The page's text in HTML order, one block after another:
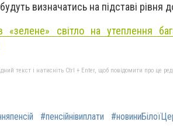
визначатись на підставі рівня
«зелене» світло на утеплення
текст і натисніть Ctrl + Enter, щоб повідомити про це
#пенсійнівиплати